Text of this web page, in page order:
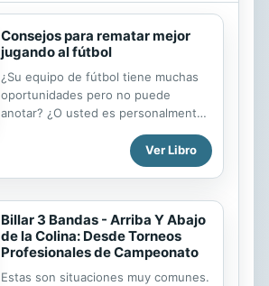
esa presencia normalizada en
muchos centros escolares, los
fundamentos de la educación de la
profundizados para que su aplicación
no obedezca a una mera moda y no
sea fruto de un momento, que
acabará difuminándose o
Consejos para rematar mejor
jugando al fútbol
¿Su equipo de fútbol tiene muchas
oportunidades pero no puede
anotar? ¿O usted es personalmente
delantero? Lleva tus habilidades de
tiro al fútbol al siguiente nivel con
Ver Libro
Billar 3 Bandas - Arriba Y Abajo
de la Colina: Desde Torneos
Profesionales de Campeonato
Estas son situaciones muy comunes.